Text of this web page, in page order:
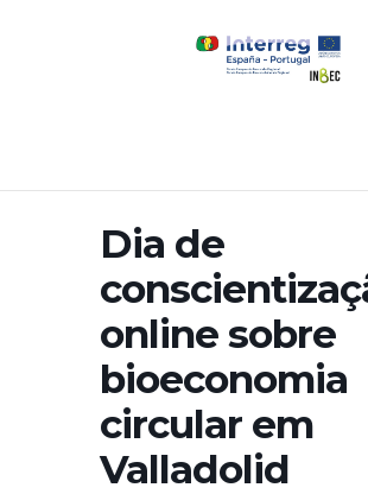
Dia de
online sobre
bioeconomia
circular em
Valladolid